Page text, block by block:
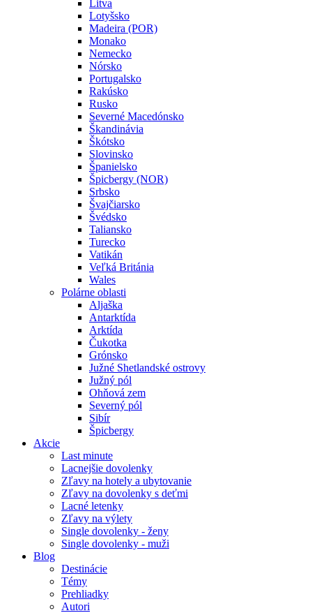
Litva
Lotyšsko
Madeira (POR)
Monako
Nemecko
Nórsko
Portugalsko
Rakúsko
Rusko
Severné Macedónsko
Škandinávia
Škótsko
Slovinsko
Španielsko
Špicbergy (NOR)
Srbsko
Švajčiarsko
Švédsko
Taliansko
Turecko
Vatikán
Veľká Británia
Wales
Polárne oblasti
Aljaška
Antarktída
Arktída
Čukotka
Grónsko
Južné Shetlandské ostrovy
Južný pól
Ohňová zem
Severný pól
Sibír
Špicbergy
Akcie
Last minute
Lacnejšie dovolenky
Zľavy na hotely a ubytovanie
Zľavy na dovolenky s deťmi
Lacné letenky
Zľavy na výlety
Single dovolenky - ženy
Single dovolenky - muži
Blog
Destinácie
Témy
Prehliadky
Autori